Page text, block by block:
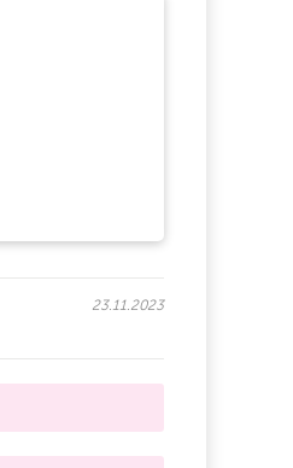
23.11.2023